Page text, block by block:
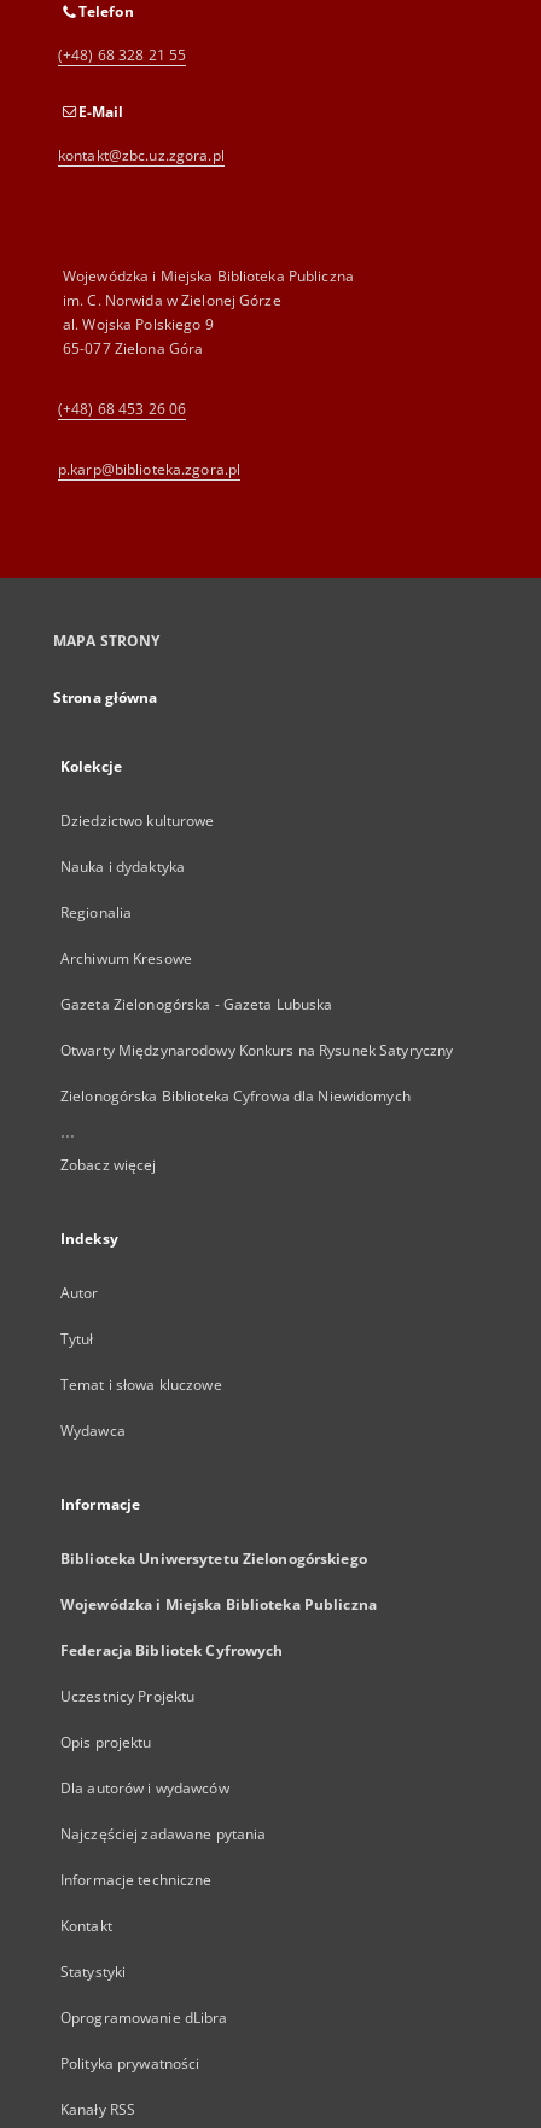
Telefon
(+48) 68 328 21 55
E-Mail
kontakt@zbc.uz.zgora.pl
Wojewódzka i Miejska Biblioteka Publiczna
im. C. Norwida w Zielonej Górze
al. Wojska Polskiego 9
65-077 Zielona Góra
(+48) 68 453 26 06
p.karp@biblioteka.zgora.pl
MAPA STRONY
Strona główna
Kolekcje
Dziedzictwo kulturowe
Nauka i dydaktyka
Regionalia
Archiwum Kresowe
Gazeta Zielonogórska - Gazeta Lubuska
Otwarty Międzynarodowy Konkurs na Rysunek Satyryczny
Zielonogórska Biblioteka Cyfrowa dla Niewidomych
...
Zobacz więcej
Indeksy
Autor
Tytuł
Temat i słowa kluczowe
Wydawca
Informacje
Biblioteka Uniwersytetu Zielonogórskiego
Wojewódzka i Miejska Biblioteka Publiczna
Federacja Bibliotek Cyfrowych
Uczestnicy Projektu
Opis projektu
Dla autorów i wydawców
Najczęściej zadawane pytania
Informacje techniczne
Kontakt
Statystyki
Oprogramowanie dLibra
Polityka prywatności
Kanały RSS